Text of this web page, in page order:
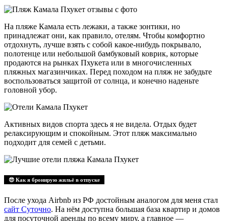
На пляже Камала есть лежаки, а также зонтики, но
принадлежат они, как правило, отелям. Чтобы комфортно
отдохнуть, лучше взять с собой какое-нибудь покрывало,
полотенце или небольшой бамбуковый коврик, которые
продаются на рынках Пхукета или в многочисленных
пляжных магазинчиках. Перед походом на пляж не забудьте
воспользоваться защитой от солнца, и конечно наденьте
головной убор.
Активных видов спорта здесь я не видела. Отдых будет
релаксирующим и спокойным. Этот пляж максимально
подходит для семей с детьми.
😎 Как я бронирую жильё в отпуске
После ухода Airbnb из РФ достойным аналогом для меня стал
сайт Суточно. На нём доступна большая база квартир и домов
для посуточной аренды по всему миру, а главное —